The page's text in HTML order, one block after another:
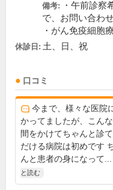
備考:
・午前診察
で、お問い合わ
・がん免疫細胞
休診日: 土、日、祝
口コミ
今まで、様々な医院
かってましたが、こん
間をかけてちゃんと診
だける病院は初めです
んと患者の身になって...
と読む